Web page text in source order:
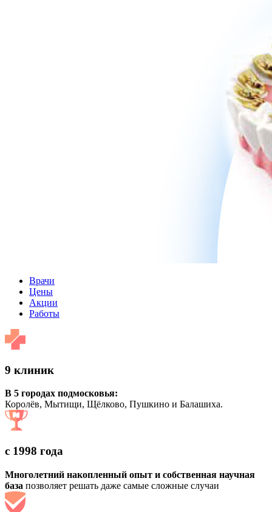
Врачи
Цены
Акции
Работы
9 клиник
В 5 городах подмосковья:
Королёв, Мытищи, Щёлково, Пушкино и Балашиха.
с 1998 года
Многолетний накопленный опыт и собственная научная
база позволяет решать даже самые сложные случаи